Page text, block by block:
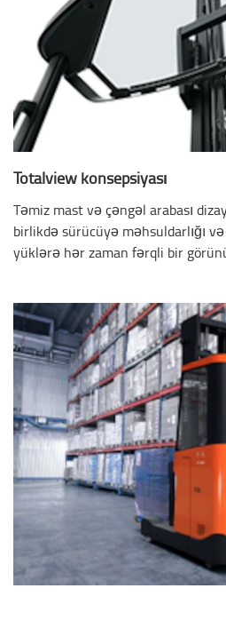
Totalview konsepsiyası
Təmiz mast və çəngəl arabası
birlikdə sürücüyə məhsuldarlığı
yüklərə hər zaman fərqli bir